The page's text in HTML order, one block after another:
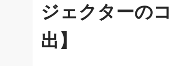
ジェクターの
出】